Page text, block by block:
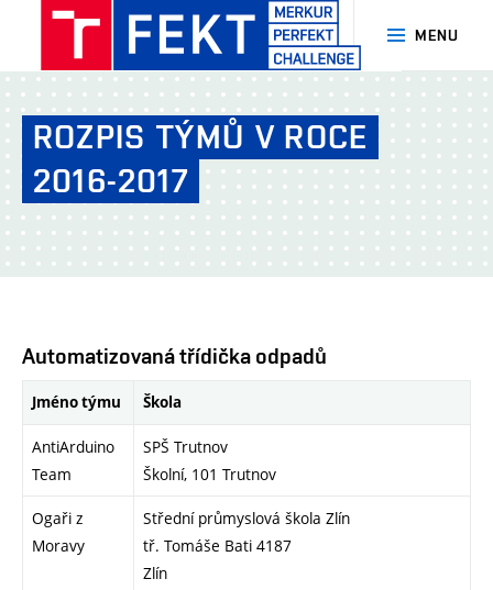
MERKUR
PerFEKT
Challenge
FEKT
VUT
MENU
ROZPIS TÝMŮ V ROCE
2016-2017
Automatizovaná třídička odpadů
Jméno týmu Škola
AntiArduino
Team
SPŠ Trutnov
Školní, 101 Trutnov
Ogaři z
Moravy
Střední průmyslová škola Zlín
tř. Tomáše Bati 4187
Zlín